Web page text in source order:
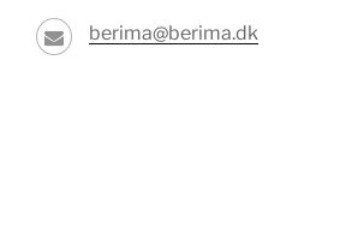
berima@berima.dk